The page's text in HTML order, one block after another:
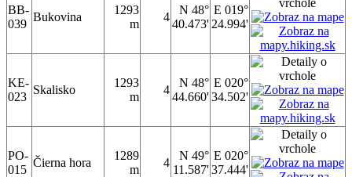
BB-
039
Bukovina
1293
m
4
N 48°
40.473'
E 019°
24.994'
KE-
023
Skalisko
1293
m
4
N 48°
44.660'
E 020°
34.502'
PO-
015
Čierna hora
1289
m
4
N 49°
11.587'
E 020°
37.444'